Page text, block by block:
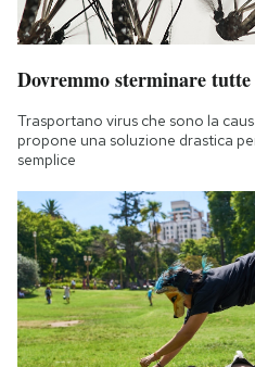
Dovremmo sterminare tutte
Trasportano virus che sono la
propone una soluzione drastica
semplice